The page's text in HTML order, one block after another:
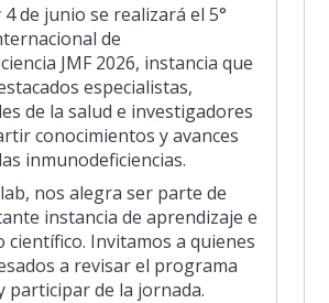
4 de junio se realizará el 5°
de
JMF 2026, instancia que
especialistas,
de la salud e investigadores
conocimientos y avances
inmunodeficiencias.
nos alegra ser parte de
instancia de aprendizaje e
científico. Invitamos a quienes
a revisar el programa
participar de la jornada.